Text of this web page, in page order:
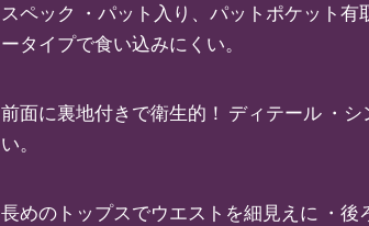
スペック ・パット入り、パットポケット
ータイプで食い込みにくい。
前面に裏地付きで衛生的！ ディテール ・
い。
長めのトップスでウエストを細見えに ・後